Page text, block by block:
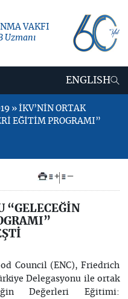
VAKFI
Uzmanı
ENGLISH
» İKV’NİN ORTAK
EĞİTİM PROGRAMI”
+ –
“GELECEĞİN
Council (ENC), Friedrich
Delegasyonu ile ortak
Değerleri Eğitimi: